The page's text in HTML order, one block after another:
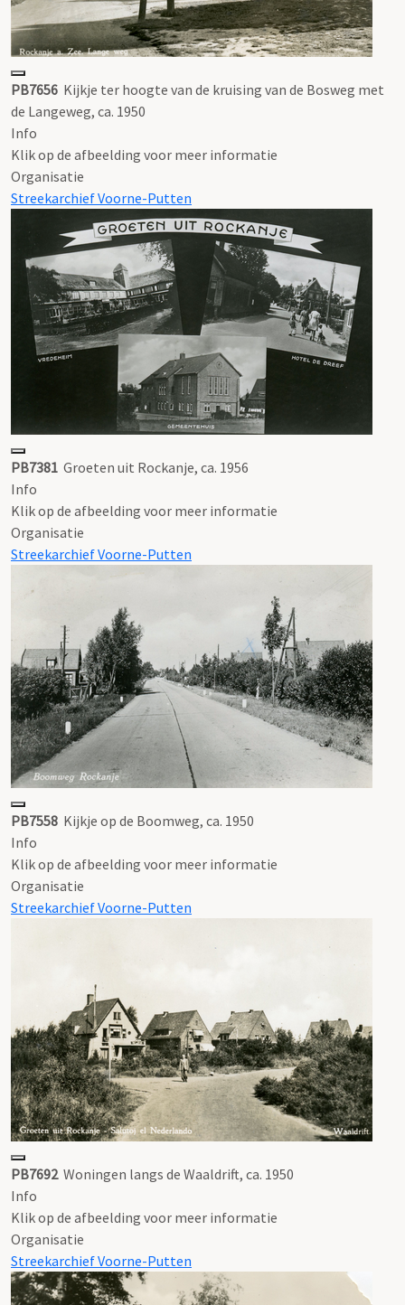
PB7656 Kijkje ter hoogte van de kruising van de Bosweg met
de Langeweg, ca. 1950
Info
Klik op de afbeelding voor meer informatie
Organisatie
Streekarchief Voorne-Putten
PB7381 Groeten uit Rockanje, ca. 1956
Info
Klik op de afbeelding voor meer informatie
Organisatie
Streekarchief Voorne-Putten
PB7558 Kijkje op de Boomweg, ca. 1950
Info
Klik op de afbeelding voor meer informatie
Organisatie
Streekarchief Voorne-Putten
PB7692 Woningen langs de Waaldrift, ca. 1950
Info
Klik op de afbeelding voor meer informatie
Organisatie
Streekarchief Voorne-Putten